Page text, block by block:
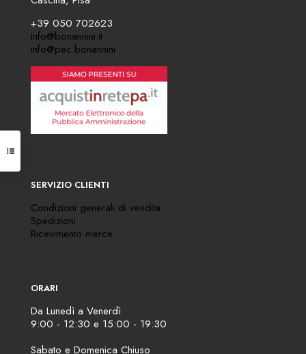
+39 050 702623
info@bonannini.it
info@pec.bonannini
SERVIZIO CLIENTI
Condizioni generali di vendita
Spedizioni
Ricevimento merce
ORARI
Da Lunedì a Venerdì
9:00 - 12:30 e 15:00 - 19:30
Sabato e Domenica Chiuso